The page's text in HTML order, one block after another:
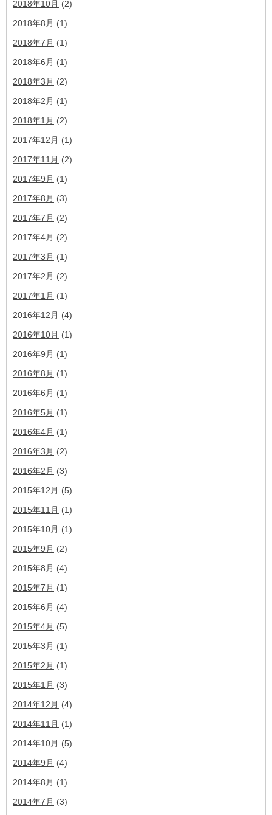
2018年10月 (2)
2018年8月 (1)
2018年7月 (1)
2018年6月 (1)
2018年3月 (2)
2018年2月 (1)
2018年1月 (2)
2017年12月 (1)
2017年11月 (2)
2017年9月 (1)
2017年8月 (3)
2017年7月 (2)
2017年4月 (2)
2017年3月 (1)
2017年2月 (2)
2017年1月 (1)
2016年12月 (4)
2016年10月 (1)
2016年9月 (1)
2016年8月 (1)
2016年6月 (1)
2016年5月 (1)
2016年4月 (1)
2016年3月 (2)
2016年2月 (3)
2015年12月 (5)
2015年11月 (1)
2015年10月 (1)
2015年9月 (2)
2015年8月 (4)
2015年7月 (1)
2015年6月 (4)
2015年4月 (5)
2015年3月 (1)
2015年2月 (1)
2015年1月 (3)
2014年12月 (4)
2014年11月 (1)
2014年10月 (5)
2014年9月 (4)
2014年8月 (1)
2014年7月 (3)